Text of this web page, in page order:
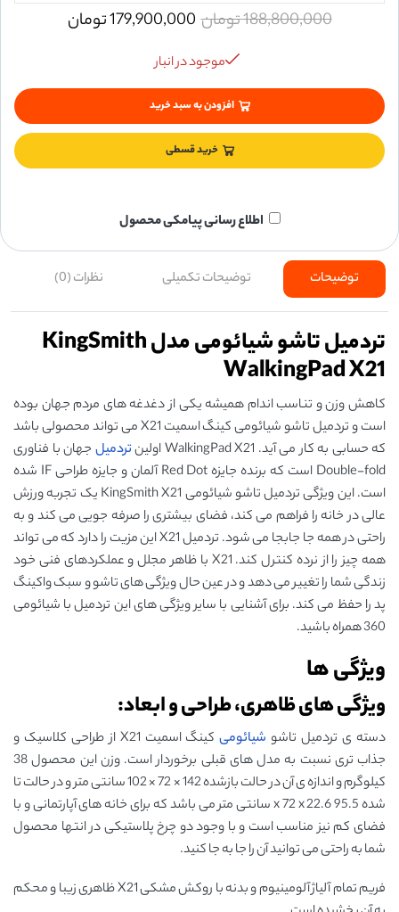
188,800,000تومان 179,900,000تومان
موجود در انبار
افزودن به سبد خرید
خرید قسطی
اطلاع رسانی پیامکی محصول
توضیحات توضیحات تکمیلی نظرات (0)
تردمیل تاشو شیائومی مدل KingSmith
WalkingPad X21
کاهش وزن و تناسب اندام همیشه یکی از دغدغه های مردم جهان بوده
است و تردمیل تاشو شیائومی کینگ اسمیت X21 می تواند محصولی باشد
که حسابی به کار می آید. WalkingPad X21 اولین
تردمیل جهان با فناوری
Double-fold است که برنده جایزه Red Dot آلمان و جایزه طراحی IF شده
است. این ویژگی تردمیل تاشو شیائومی KingSmith X21 یک تجربه ورزش
عالی در خانه را فراهم می کند، فضای بیشتری را صرفه جویی می کند و به
راحتی در همه جا جابجا می شود. تردمیل X21 این مزیت را دارد که می تواند
همه چیز را از نرده کنترل کند. X21 با ظاهر مجلل و عملکردهای فنی خود
زندگی شما را تغییر می دهد و در عین حال ویژگی های تاشو و سبک واکینگ
پد را حفظ می کند. برای آشنایی با سایر ویژگی های این تردمیل با شیائومی
360 همراه باشید.
ویژگی ها
ویژگی های ظاهری، طراحی و ابعاد:
دسته ی تردمیل تاشو شیائومی
کینگ اسمیت X21 از طراحی کلاسیک و
جذاب تری نسبت به مدل های قبلی برخوردار است. وزن این محصول 38
کیلوگرم و اندازه ی آن در حالت بازشده 142 × 72 × 102 سانتی متر و در حالت تا
شده 95.5 x 72 x 22.6 سانتی ‌متر می باشد که برای خانه های آپارتمانی و با
فضای کم نیز مناسب است و با وجود دو چرخ پلاستیکی در انتها محصول
شما به راحتی می توانید آن را جا به جا کنید.
فریم تمام آلیاژ آلومینیوم و بدنه با روکش مشکی X21 ظاهری زیبا و محکم